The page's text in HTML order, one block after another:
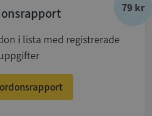
79 kr
i lista med registrerade